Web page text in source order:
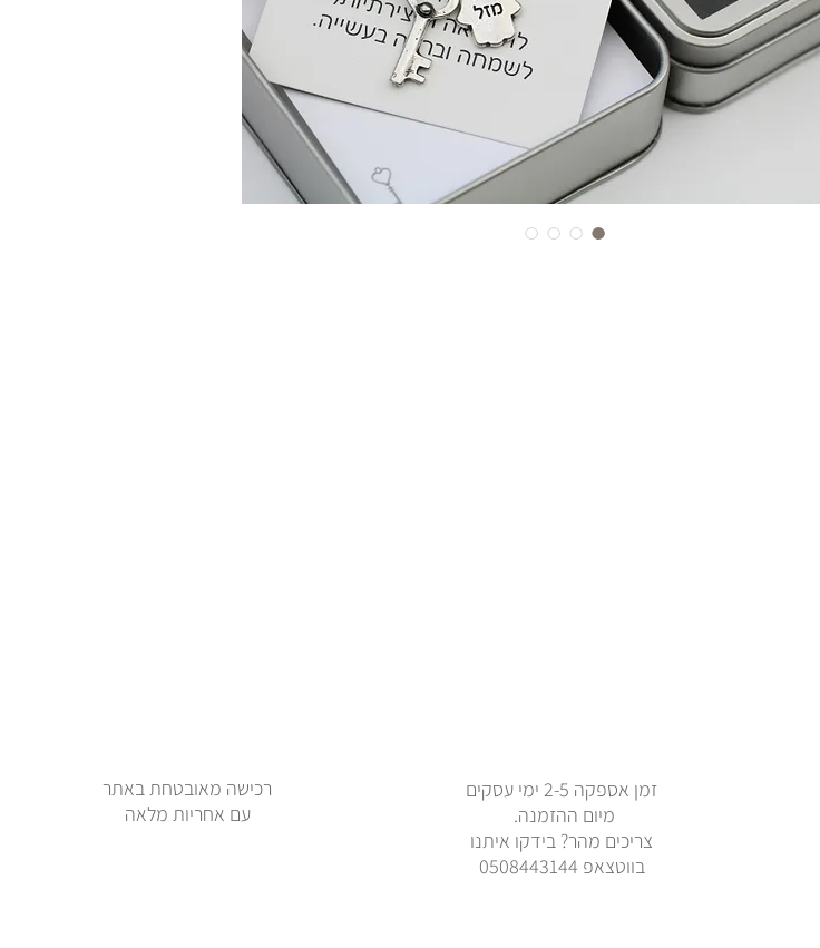
רכישה מאובטחת באתר
עם אחריות מלאה
זמן אספקה 2-5 ימי עסקים
מיום ההזמנה.
צריכים מהר? בידקו איתנו
בווטצאפ 0508443144